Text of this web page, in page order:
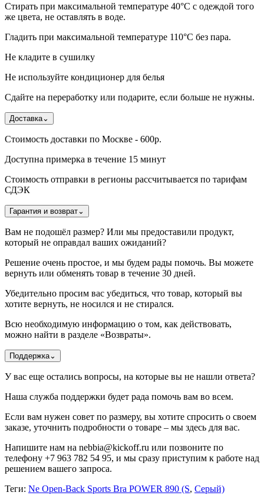
Стирать при максимальной температуре 40°C с одеждой того
же цвета, не оставлять в воде.
Гладить при максимальной температуре 110°С без пара.
Не кладите в сушилку
Не используйте кондиционер для белья
Сдайте на переработку или подарите, если больше не нужны.
Доставка⌄
Стоимость доставки по Москве - 600р.
Доступна примерка в течение 15 минут
Стоимость отправки в регионы рассчитывается по тарифам
СДЭК
Гарантия и возврат⌄
Вам не подошёл размер? Или мы предоставили продукт,
который не оправдал ваших ожиданий?
Решение очень простое, и мы будем рады помочь. Вы можете
вернуть или обменять товар в течение 30 дней.
Убедительно просим вас убедиться, что товар, который вы
хотите вернуть, не носился и не стирался.
Всю необходимую информацию о том, как действовать,
можно найти в разделе «Возвраты».
Поддержка⌄
У вас еще остались вопросы, на которые вы не нашли ответа?
Наша служба поддержки будет рада помочь вам во всем.
Если вам нужен совет по размеру, вы хотите спросить о своем
заказе, уточнить подробности о товаре – мы здесь для вас.
Напишите нам на nebbia@kickoff.ru или позвоните по
телефону +7 963 782 54 95, и мы сразу приступим к работе над
решением вашего запроса.
Теги: Ne Open-Back Sports Bra POWER 890 (S, Серый)